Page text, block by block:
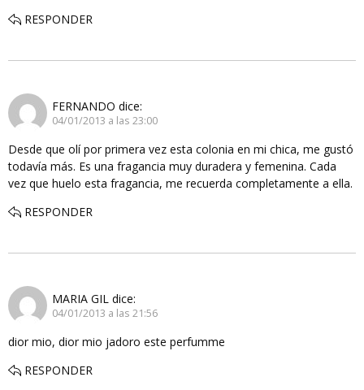
RESPONDER
FERNANDO dice:
04/01/2013 a las 23:00
Desde que olí por primera vez esta colonia en mi chica, me gustó
todavía más. Es una fragancia muy duradera y femenina. Cada
vez que huelo esta fragancia, me recuerda completamente a ella.
RESPONDER
MARIA GIL dice:
04/01/2013 a las 21:56
dior mio, dior mio jadoro este perfumme
RESPONDER